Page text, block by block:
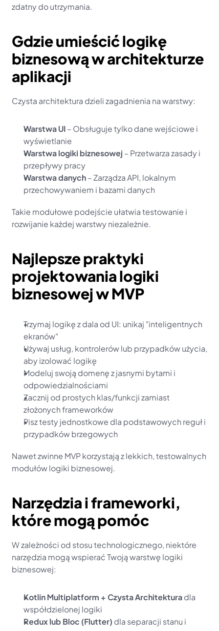
zdatny do utrzymania.
Gdzie umieścić logikę
biznesową w architekturze
aplikacji
Czysta architektura dzieli zagadnienia na warstwy:
Warstwa UI – Obsługuje tylko dane wejściowe i
wyświetlanie
Warstwa logiki biznesowej – Przetwarza zasady i
przepływy pracy
Warstwa danych – Zarządza API, lokalnym
przechowywaniem i bazami danych
Takie modułowe podejście ułatwia testowanie i
rozwijanie każdej warstwy niezależnie.
Najlepsze praktyki
projektowania logiki
biznesowej w MVP
Trzymaj logikę z dala od UI: unikaj "inteligentnych
ekranów"
Używaj usług, kontrolerów lub przypadków użycia,
aby izolować logikę
Modeluj swoją domenę z jasnymi bytami i
odpowiedzialnościami
Zacznij od prostych klas/funkcji zamiast
złożonych frameworków
Pisz testy jednostkowe dla podstawowych reguł i
przypadków brzegowych
Nawet zwinne MVP korzystają z lekkich, testowalnych
modułów logiki biznesowej.
Narzędzia i frameworki,
które mogą pomóc
W zależności od stosu technologicznego, niektóre
narzędzia mogą wspierać Twoją warstwę logiki
biznesowej:
Kotlin Multiplatform + Czysta Architektura dla
współdzielonej logiki
Redux lub Bloc (Flutter) dla separacji stanu i